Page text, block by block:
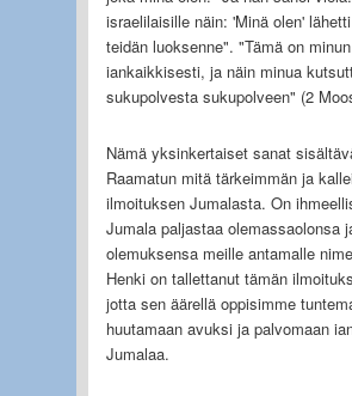
israelilaisille näin: 'Minä olen'
teidän luoksenne". "Tämä on
iankaikkisesti, ja näin minua
sukupolvesta sukupolveen" (2
Nämä yksinkertaiset sanat
Raamatun mitä tärkeimmän ja
ilmoituksen Jumalasta. On
Jumala paljastaa olemassaolonsa
olemuksensa meille antamalle
Henki on tallettanut tämän
jotta sen äärellä oppisimme
huutamaan avuksi ja palvomaan
Jumalaa.